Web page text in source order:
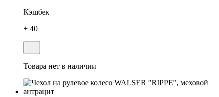
Кэшбек
+ 40
Товара нет в наличии